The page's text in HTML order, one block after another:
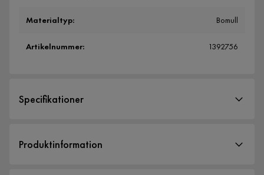
Materialtyp: Bomull
Artikelnummer: 1392756
Specifikationer
Storlek
Produktinformation